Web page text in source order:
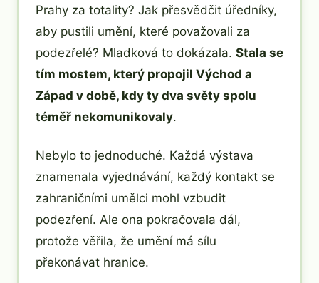
Prahy za totality? Jak přesvědčit úředníky,
aby pustili umění, které považovali za
podezřelé? Mladková to dokázala. Stala se
tím mostem, který propojil Východ a
Západ v době, kdy ty dva světy spolu
téměř nekomunikovaly.
Nebylo to jednoduché. Každá výstava
znamenala vyjednávání, každý kontakt se
zahraničními umělci mohl vzbudit
podezření. Ale ona pokračovala dál,
protože věřila, že umění má sílu
překonávat hranice.